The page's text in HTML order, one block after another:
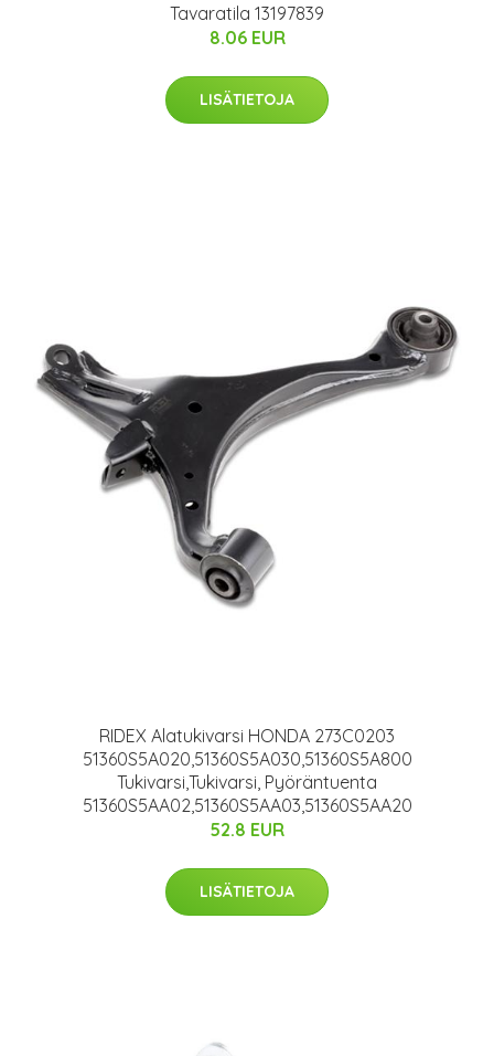
Tavaratila 13197839
8.06 EUR
LISÄTIETOJA
RIDEX Alatukivarsi HONDA 273C0203
51360S5A020,51360S5A030,51360S5A800
Tukivarsi,Tukivarsi, Pyöräntuenta
51360S5AA02,51360S5AA03,51360S5AA20
52.8 EUR
LISÄTIETOJA